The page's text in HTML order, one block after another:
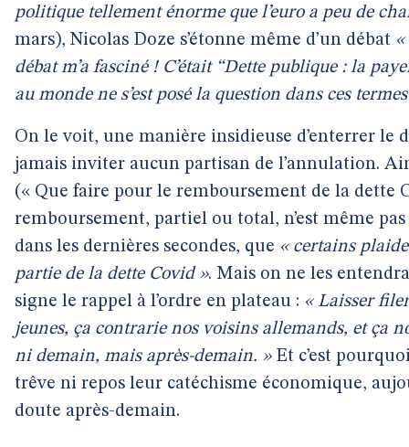
politique tellement énorme que l’euro a peu de
mars), Nicolas Doze s’étonne même d’un débat
débat m’a fasciné ! C’était “Dette publique : la
au monde ne s’est posé la question dans ces
On le voit, une manière insidieuse d’enterrer le
jamais inviter aucun partisan de l’annulation.
(« Que faire pour le remboursement de la dette
remboursement, partiel ou total, n’est même
dans les dernières secondes, que « certains
partie de la dette Covid ». Mais on ne les
signe le rappel à l’ordre en plateau : « Laisser
jeunes, ça contrarie nos voisins allemands, et ça
ni demain, mais après-demain. »Et c’est
trêve ni repos leur catéchisme économique,
doute après-demain.